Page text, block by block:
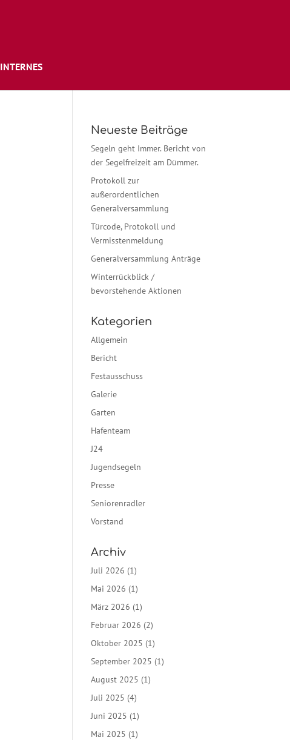
INTERNES
Neueste Beiträge
Segeln geht Immer. Bericht von
der Segelfreizeit am Dümmer.
Protokoll zur
außerordentlichen
Generalversammlung
Türcode, Protokoll und
Vermisstenmeldung
Generalversammlung Anträge
Winterrückblick /
bevorstehende Aktionen
Kategorien
Allgemein
Bericht
Festausschuss
Galerie
Garten
Hafenteam
J24
Jugendsegeln
Presse
Seniorenradler
Vorstand
Archiv
Juli 2026 (1)
Mai 2026 (1)
März 2026 (1)
Februar 2026 (2)
Oktober 2025 (1)
September 2025 (1)
August 2025 (1)
Juli 2025 (4)
Juni 2025 (1)
Mai 2025 (1)